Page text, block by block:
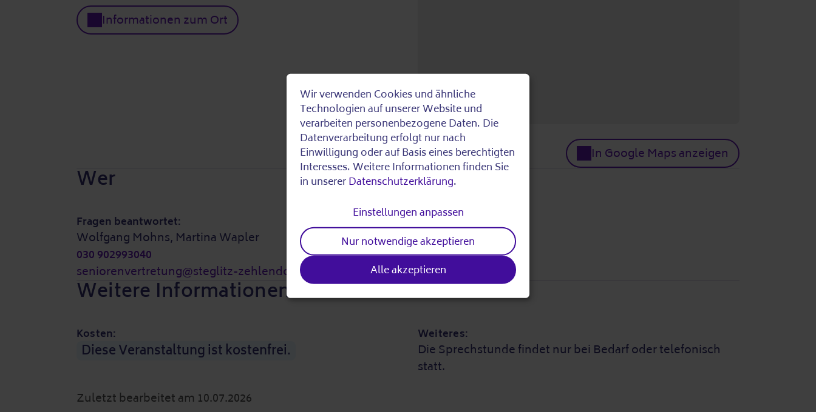
Informationen zum Ort
In Google Maps anzeigen
Wer
Fragen beantwortet:
Wolfgang Mohns, Martina Wapler
030 902993040
seniorenvertretung@steglitz-zehlendorf.de
Weitere Informationen
Kosten:
Diese Veranstaltung ist kostenfrei.
Weiteres:
Die Sprechstunde findet nur bei Bedarf oder telefonisch
statt.
Zuletzt bearbeitet am 10.07.2026
Use
of
personal
and
cookies
Wir verwenden Cookies und ähnliche
Technologien auf unserer Website und
verarbeiten personenbezogene Daten. Die
Datenverarbeitung erfolgt nur nach
Einwilligung oder auf Basis eines berechtigten
Interesses. Weitere Informationen finden Sie
in unsererDatenschutzerklärung.
Einstellungen anpassen
Nur notwendige akzeptieren
Alle akzeptieren